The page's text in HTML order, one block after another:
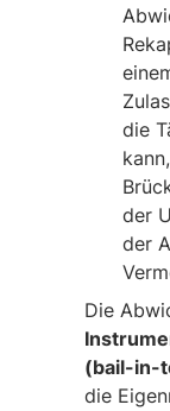
die
der
der
Die
(bail-in-
die